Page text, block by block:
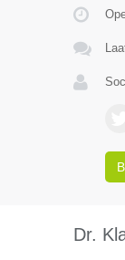
Dr.